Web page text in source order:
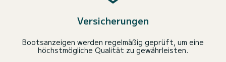
Versicherungen
Bootsanzeigen werden regelmäßig geprüft, um eine
höchstmögliche Qualität zu gewährleisten.